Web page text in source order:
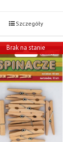
Szczegóły
Brak na stanie